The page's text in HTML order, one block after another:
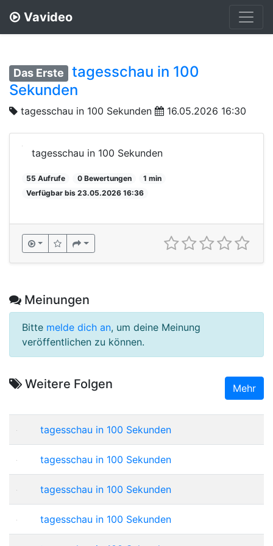
Vavideo
Das Erste
tagesschau in 100
Sekunden
tagesschau in 100 Sekunden 16.05.2026 16:30
tagesschau in 100 Sekunden
55 Aufrufe 0 Bewertungen
1 min
Verfügbar bis 23.05.2026 16:36
Meinungen
Bitte melde dich an, um deine Meinung
veröffentlichen zu können.
Weitere Folgen Mehr
tagesschau in 100 Sekunden
tagesschau in 100 Sekunden
tagesschau in 100 Sekunden
tagesschau in 100 Sekunden